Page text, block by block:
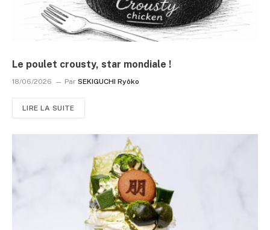
Le poulet crousty, star mondiale !
18/06/2026 Par SEKIGUCHI Ryôko
LIRE LA SUITE